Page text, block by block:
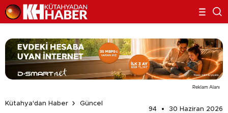
Reklam Alanı
Kütahya'dan Haber
Güncel
94
30 Haziran 2026